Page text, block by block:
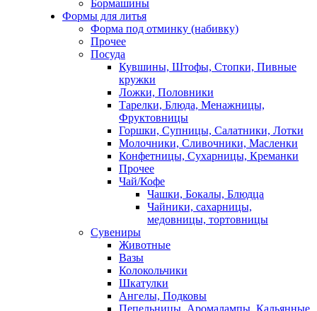
Бормашины
Формы для литья
Форма под отминку (набивку)
Прочее
Посуда
Кувшины, Штофы, Стопки, Пивные
кружки
Ложки, Половники
Тарелки, Блюда, Менажницы,
Фруктовницы
Горшки, Супницы, Салатники, Лотки
Молочники, Сливочники, Масленки
Конфетницы, Сухарницы, Креманки
Прочее
Чай/Кофе
Чашки, Бокалы, Блюдца
Чайники, сахарницы,
медовницы, тортовницы
Сувениры
Животные
Вазы
Колокольчики
Шкатулки
Ангелы, Подковы
Пепельницы, Аромалампы, Кальянные